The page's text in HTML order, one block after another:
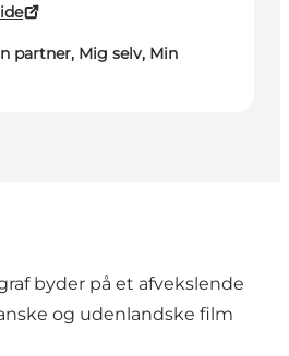
partner, Mig selv, Min
byder på et afvekslende
og udenlandske film